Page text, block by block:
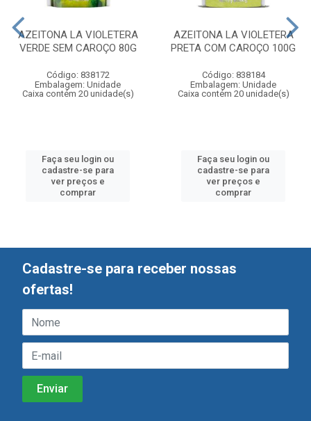
AZEITONA LA VIOLETERA
VERDE SEM CAROÇO 80G
Código: 838172
Embalagem: Unidade
Caixa contém 20 unidade(s)
Faça seu login ou
cadastre-se para
ver preços e
comprar
AZEITONA LA VIOLETERA
PRETA COM CAROÇO 100G
Código: 838184
Embalagem: Unidade
Caixa contém 20 unidade(s)
Faça seu login ou
cadastre-se para
ver preços e
comprar
Cadastre-se para receber nossas
ofertas!